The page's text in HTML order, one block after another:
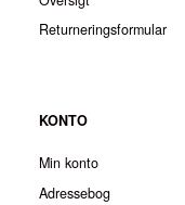
Returneringsformular
KONTO
Min konto
Adressebog